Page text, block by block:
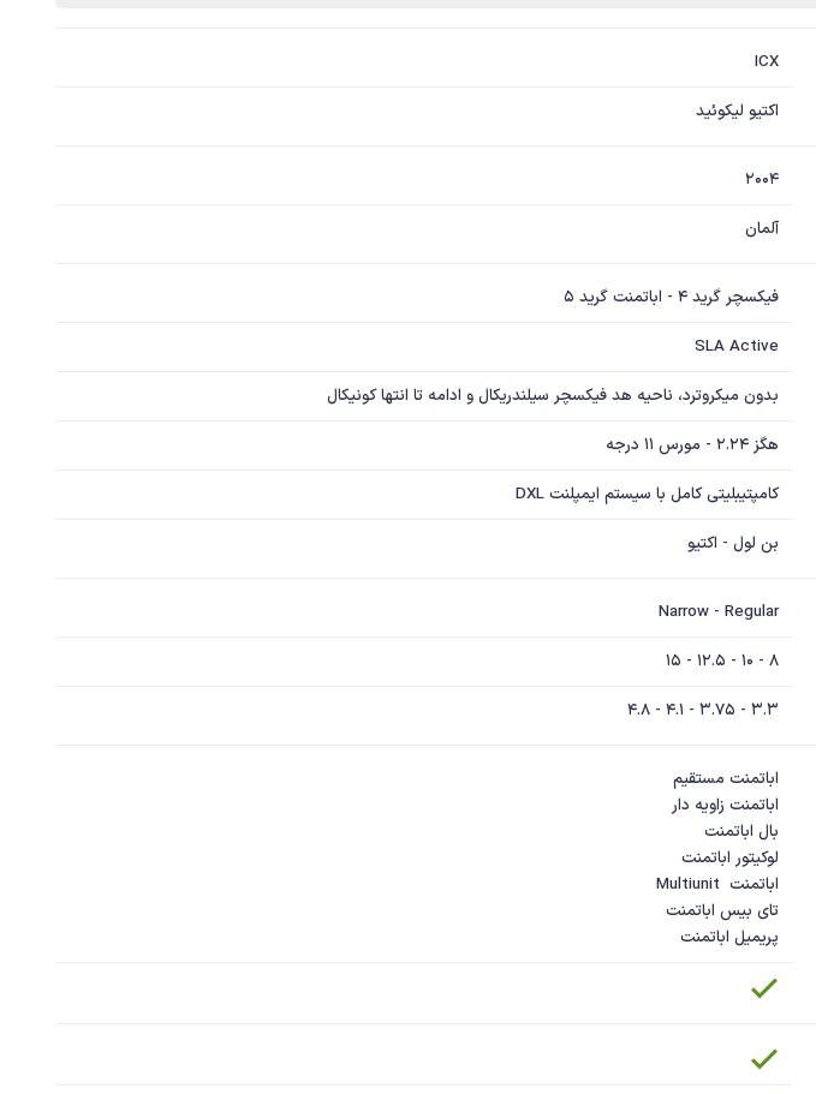
ICX
اکتیو لیکوئید
2004
آلمان
فیکسچر گرید 4 - اباتمنت گرید 5
SLA Active
بدون میکروترد، ناحیه هد فیکسچر سیلندریکال و ادامه تا انتها کونیکال
هگز 2.24 - مورس 11 درجه
کامپتیبلیتی کامل با سیستم ایمپلنت DXL
بن لول - اکتیو
Narrow - Regular
8 - 10 - 12.5 - 15
3.3 - 3.75 - 4.1 - 4.8
اباتمنت مستقیم
اباتمنت زاویه دار
بال اباتمنت
لوکیتور اباتمنت
اباتمنت  Multiunit
تای بیس اباتمنت
پریمیل اباتمنت